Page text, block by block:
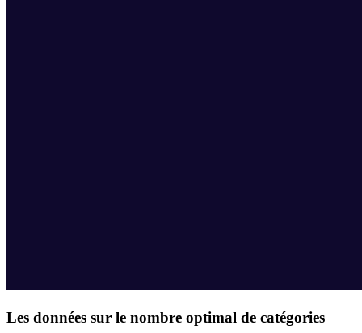
Les données sur le nombre optimal de catégories